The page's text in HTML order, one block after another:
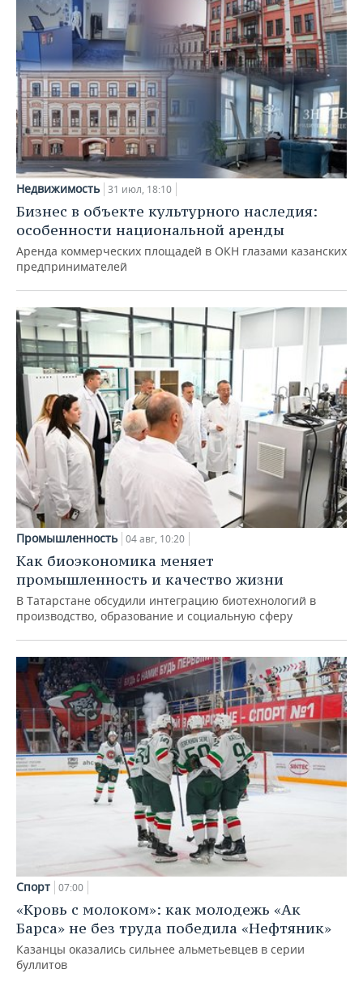
Недвижимость 31 июл, 18:10
Бизнес в объекте культурного наследия:
особенности национальной аренды
Аренда коммерческих площадей в ОКН глазами казанских
предпринимателей
Промышленность 04 авг, 10:20
Как биоэкономика меняет
промышленность и качество жизни
В Татарстане обсудили интеграцию биотехнологий в
производство, образование и социальную сферу
Спорт 07:00
«Кровь с молоком»: как молодежь «Ак
Барса» не без труда победила «Нефтяник»
Казанцы оказались сильнее альметьевцев в серии
буллитов